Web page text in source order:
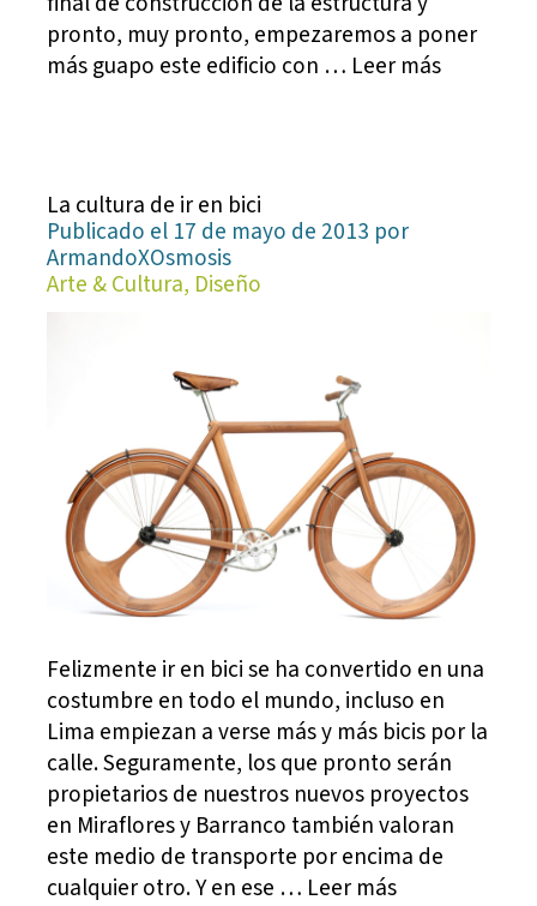
pronto, muy pronto, empezaremos a poner
más guapo este edificio con … Leer más
La cultura de ir en bici
Publicado el 17 de mayo de 2013 por
ArmandoXOsmosis
Arte & Cultura, Diseño
Felizmente ir en bici se ha convertido en una
costumbre en todo el mundo, incluso en
Lima empiezan a verse más y más bicis por la
calle. Seguramente, los que pronto serán
propietarios de nuestros nuevos proyectos
en Miraflores y Barranco también valoran
este medio de transporte por encima de
cualquier otro. Y en ese … Leer más